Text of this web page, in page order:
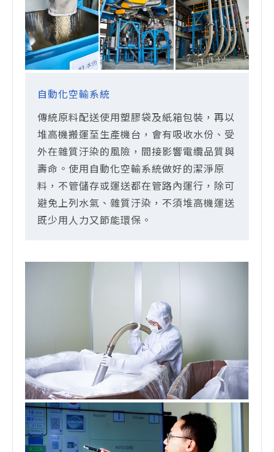
自動化空輸系統
傳統原料配送使用塑膠袋及紙箱包裝，再以
堆高機搬運至生產機台，會有吸收水份、受
外在雜質汙染的風險，間接影響電纜品質與
壽命。使用自動化空輸系統做好的潔淨原
料，不管儲存或運送都在管路內運行，除可
避免上列水氣、雜質汙染，不須堆高機運送
既少用人力又節能環保。